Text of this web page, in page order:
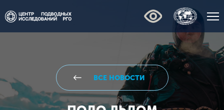
ВСЕ НОВОСТИ